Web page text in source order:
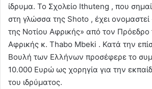
ίδρυμα. Το Σχολείο Ithuteng , που
στη γλώσσα της Shoto , έχει
της Νοτίου Αφρικής» από τον Πρόεδρο
Αφρικής κ. Thabo Mbeki . Κατά την
Βουλή των Ελλήνων προσέφερε το
10.000 Ευρώ ως χορηγία για την
του ιδρύματος.